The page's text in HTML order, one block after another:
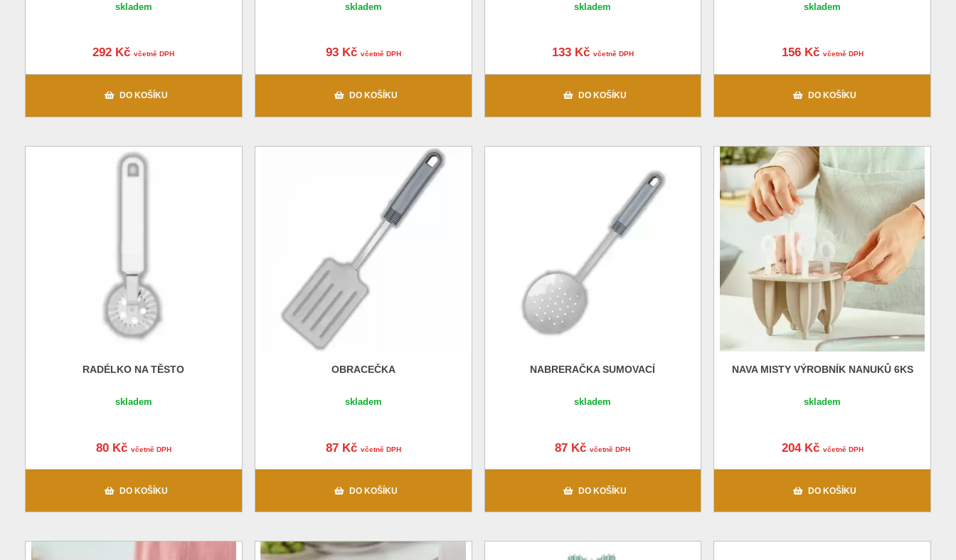
skladem
292 Kčvčetně DPH
DO KOŠÍKU
skladem
93 Kč včetně DPH
DO KOŠÍKU
skladem
133 Kč včetně DPH
DO KOŠÍKU
skladem
156 Kč včetně DPH
DO KOŠÍKU
RADÉLKO NA TĚSTO
skladem
80 Kč včetně DPH
DO KOŠÍKU
OBRACEČKA
skladem
87 Kč včetně DPH
DO KOŠÍKU
NABRERAČKA SUMOVACÍ
skladem
87 Kčvčetně DPH
DO KOŠÍKU
NAVA MISTY VÝROBNÍK NANUKŮ 6KS
skladem
204 Kč včetně DPH
DO KOŠÍKU